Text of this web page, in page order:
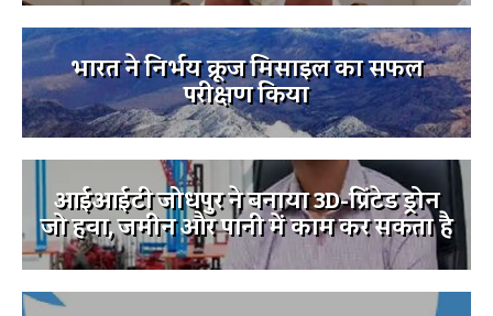
भारत ने निर्भय क्रूज मिसाइल का सफल
परीक्षण किया
आईआईटी जोधपुर ने बनाया 3D-प्रिंटेड ड्रोन
जो हवा, जमीन और पानी में काम कर सकता है